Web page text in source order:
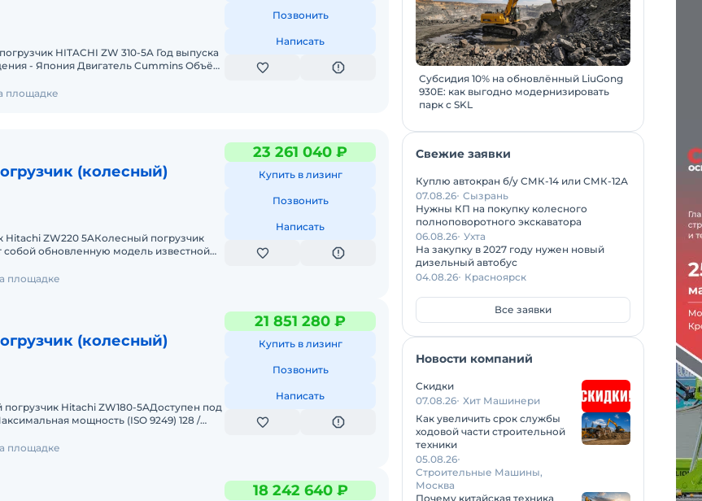
HITACHI ZW 310-5A Год выпуска
- Япония Двигатель Cummins Объём
Позвонить
Написать
площадке
(колесный)
Hitachi ZW220 5AКолесный погрузчик
собой обновленную модель известной
23 261 040 ₽
Купить в лизинг
Позвонить
Написать
площадке
(колесный)
Hitachi ZW180-5AДоступен под
мощность (ISO 9249) 128 /
21 851 280 ₽
Купить в лизинг
Позвонить
Написать
площадке
18 242 640 ₽
Субсидия 10% на обновлённый LiuGong
930E: как выгодно модернизировать
парк с SKL
Свежие заявки
Куплю автокран б/у СМК-14 или СМК-12А
07.08.26 Сызрань
Нужны КП на покупку колесного
полноповоротного экскаватора
06.08.26 Ухта
На закупку в 2027 году нужен новый
дизельный автобус
04.08.26 Красноярск
Все заявки
Новости компаний
Скидки
07.08.26 Хит Машинери
Как увеличить срок службы
ходовой части строительной
техники
05.08.26
Строительные Машины,
Москва
Почему китайская техника